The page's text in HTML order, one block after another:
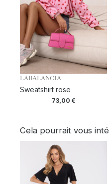
LABALANCIA
Sweatshirt rose
73,00 €
Cela pourrait vous